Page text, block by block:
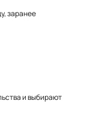
заранее
и выбирают